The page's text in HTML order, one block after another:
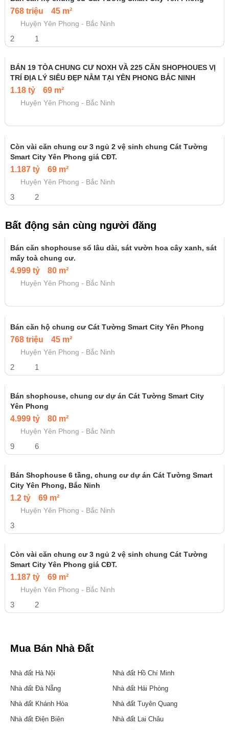
768 triệu 45 m²
Huyện Yên Phong - Bắc Ninh
2 1
BÁN 19 TÒA CHUNG CƯ NOXH VẦ 225 CĂN SHOPHOUES VỊ
TRÍ ĐỊA LÝ SIÊU ĐẸP NẰM TẠI YÊN PHONG BẮC NINH
1.18 tỷ 69 m²
Huyện Yên Phong - Bắc Ninh
Còn vài căn chung cư 3 ngủ 2 vệ sinh chung Cát Tường
Smart City Yên Phong giá CĐT.
1.187 tỷ 69 m²
Huyện Yên Phong - Bắc Ninh
3 2
Bất động sản cùng người đăng
Bán căn shophouse sổ lâu dài, sát vườn hoa cây xanh, sát
mấy toà chung cư.
4.999 tỷ 80 m²
Huyện Yên Phong - Bắc Ninh
Bán căn hộ chung cư Cát Tường Smart City Yên Phong
768 triệu 45 m²
Huyện Yên Phong - Bắc Ninh
2 1
Bán shophouse, chung cư dự án Cát Tường Smart City
Yên Phong
4.999 tỷ 80 m²
Huyện Yên Phong - Bắc Ninh
9 6
Bán Shophouse 6 tầng, chung cư dự án Cát Tường Smart
City Yên Phong, Bắc Ninh
1.2 tỷ 69 m²
Huyện Yên Phong - Bắc Ninh
3
Còn vài căn chung cư 3 ngủ 2 vệ sinh chung Cát Tường
Smart City Yên Phong giá CĐT.
1.187 tỷ 69 m²
Huyện Yên Phong - Bắc Ninh
3 2
Mua Bán Nhà Đất
Nhà đất Hà Nội
Nhà đất Hồ Chí Minh
Nhà đất Đà Nẵng
Nhà đất Hải Phòng
Nhà đất Khánh Hòa
Nhà đất Tuyên Quang
Nhà đất Điện Biên
Nhà đất Lai Châu